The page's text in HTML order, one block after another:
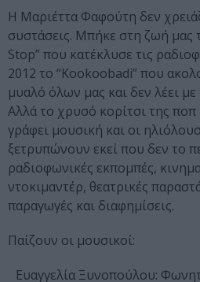
H Μαριέττα Φαφούτη δεν
συστάσεις. Μπήκε στη ζωή μας
Stop” που κατέκλυσε τις
2012 το “Kookoobadi” που
μυαλό όλων μας και δεν λέει με
Αλλά το χρυσό κορίτσι της ποπ
γράφει μουσική και οι
ξετρυπώνουν εκεί που δεν το
ραδιοφωνικές εκπομπές,
ντοκιμαντέρ, θεατρικές
παραγωγές και διαφημίσεις.
Παίζουν οι μουσικοί:
Ευαγγελία Ξυνοπούλου: